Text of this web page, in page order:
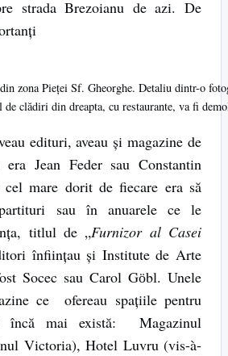
strada Brezoianu de azi. De
din zona Pieţei Sf. Gheorghe. Detaliu dintr-o
de clădiri din dreapta, cu restaurante, va fi
edituri, aveau şi magazine de
era Jean Feder sau Constantin
cel mare dorit de fiecare era să
sau în anuarele ce le
titlul de „Furnizor al Casei
înfiinţau şi Institute de Arte
Socec sau Carol Gӧbl. Unele
ce ofereau spaţiile pentru
încă mai există: Magazinul
Victoria), Hotel Luvru (vis-à-